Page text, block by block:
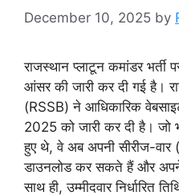
December 10, 2025 by
राजस्थान प्लाटून कमांडर भर्ती
आंसर की जारी कर दी गई है।
(RSSB) ने आधिकारिक
2025 को जारी कर दी है। जो
हुए थे, वे अब अपनी सीरीज-
डाउनलोड कर सकते हैं और
साथ ही, उम्मीदवार निर्धारित